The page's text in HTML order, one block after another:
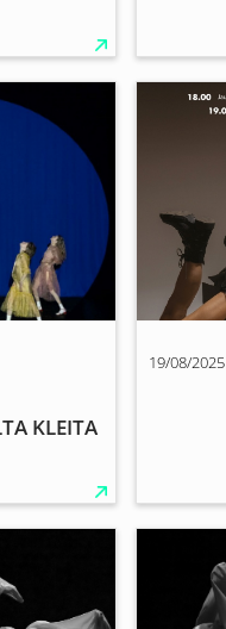
KLEITA
19/08/2025